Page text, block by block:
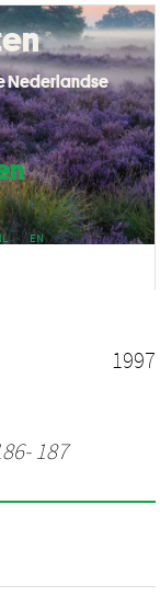
EN
Nederlandse
1997
187